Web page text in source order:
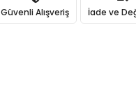
Güvenli Alışveriş İade ve